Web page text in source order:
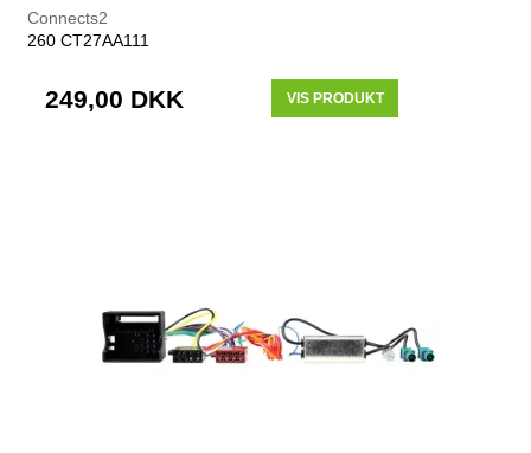
Connects2
260 CT27AA111
249,00 DKK VIS PRODUKT